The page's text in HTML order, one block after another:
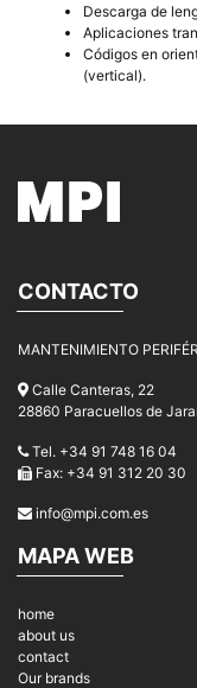
Descarga de
Aplicaciones
Códigos en
(vertical).
CONTACTO
MANTENIMIENTO
Calle Canteras, 22
28860 Paracuellos de
Tel. +34 91 748 16 04
Fax: +34 91 312 20 30
info@mpi.com.es
MAPA WEB
home
about us
contact
Our brands